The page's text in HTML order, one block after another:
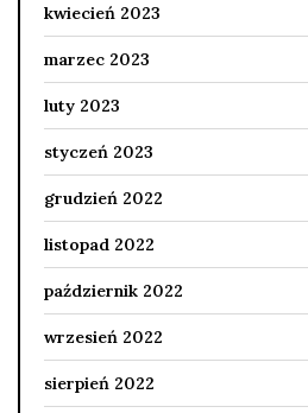
kwiecień 2023
marzec 2023
luty 2023
styczeń 2023
grudzień 2022
listopad 2022
październik 2022
wrzesień 2022
sierpień 2022